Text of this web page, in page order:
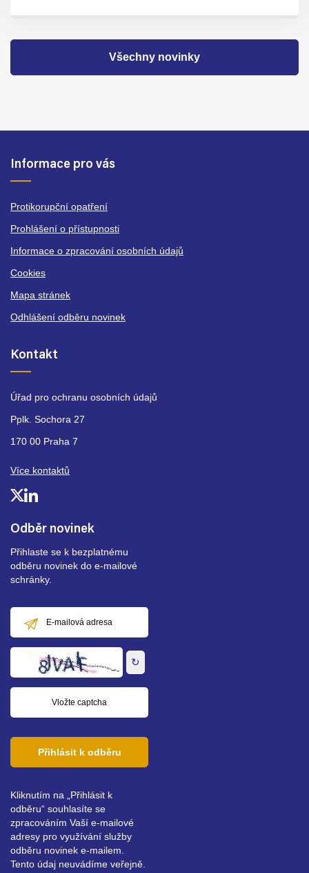
Všechny novinky
Odběr novinek
Přihlaste se k bezplatnému
odběru novinek do e-mailové
schránky.
mailová
adresa
↻
Přihlásit k odběru
Kliknutím na „Přihlásit k
odběru“ souhlasíte se
zpracováním Vaší e-mailové
adresy pro využívání služby
odběru novinek e-mailem.
Tento údaj neuvádíme veřejně.
Informace pro vás
Protikorupční opatření
Prohlášení o přístupnosti
Informace o zpracování osobních údajů
Cookies
Mapa stránek
Odhlášení odběru novinek
Kontakt
Úřad pro ochranu osobních údajů
Pplk. Sochora 27
170 00 Praha 7
Více kontaktů